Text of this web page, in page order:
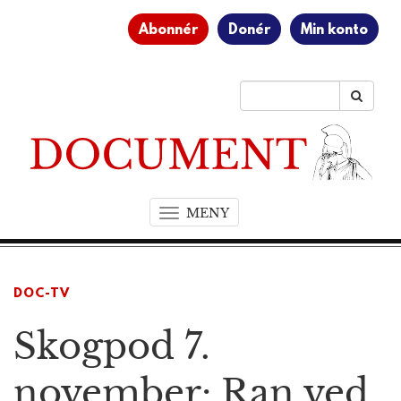
Abonnér Donér Min konto
MENYT
o
i
DOC-TV
Skogpod 7.